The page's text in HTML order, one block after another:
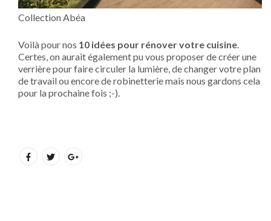
Collection Abéa
Voilà pour nos 10 idées pour rénover votre cuisine.
Certes, on aurait également pu vous proposer de créer une
verrière pour faire circuler la lumière, de changer votre plan
de travail ou encore de robinetterie mais nous gardons cela
pour la prochaine fois ;-).